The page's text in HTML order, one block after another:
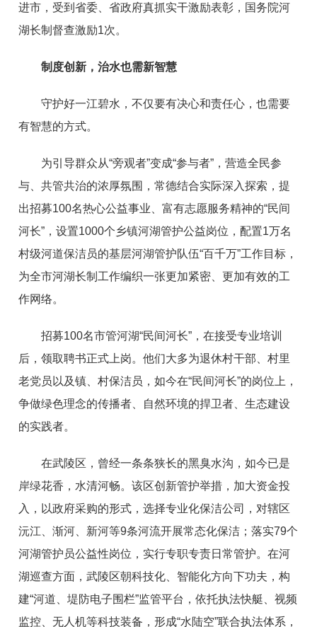
进市，受到省委、省政府真抓实干激励表彰，国务院河
湖长制督查激励1次。
制度创新，治水也需新智慧
守护好一江碧水，不仅要有决心和责任心，也需要
有智慧的方式。
为引导群众从“旁观者”变成“参与者”，营造全民参
与、共管共治的浓厚氛围，常德结合实际深入探索，提
出招募100名热心公益事业、富有志愿服务精神的“民间
河长”，设置1000个乡镇河湖管护公益岗位，配置1万名
村级河道保洁员的基层河湖管护队伍“百千万”工作目标，
为全市河湖长制工作编织一张更加紧密、更加有效的工
作网络。
招募100名市管河湖“民间河长”，在接受专业培训
后，领取聘书正式上岗。他们大多为退休村干部、村里
老党员以及镇、村保洁员，如今在“民间河长”的岗位上，
争做绿色理念的传播者、自然环境的捍卫者、生态建设
的实践者。
在武陵区，曾经一条条狭长的黑臭水沟，如今已是
岸绿花香，水清河畅。该区创新管护举措，加大资金投
入，以政府采购的形式，选择专业化保洁公司，对辖区
沅江、渐河、新河等9条河流开展常态化保洁；落实79个
河湖管护员公益性岗位，实行专职专责日常管护。在河
湖巡查方面，武陵区朝科技化、智能化方向下功夫，构
建“河道、堤防电子围栏”监管平台，依托执法快艇、视频
监控、无人机等科技装备，形成“水陆空”联合执法体系，